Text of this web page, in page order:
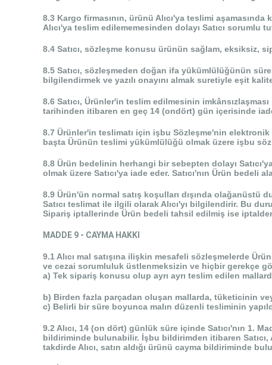
8.3 Kargo firmasının, ürünü Alıcı'ya teslimi
Alıcı'ya teslim edilememesinden dolayı Satıcı sorumlu
8.4 Satıcı, sözleşme konusu ürünün sağlam, eksiksiz,
8.5 Satıcı, sözleşmeden doğan ifa yükümlülüğünün
bilgilendirmek ve yazılı onayını almak suretiyle eşit
8.6 Satıcı, Ürünler'in teslim edilmesinin
tarihinden itibaren en geç 14 (ondört) gün içerisinde
8.7 Ürünler'in teslimatı için işbu Sözleşme'nin
başta Ürünün teslimi yükümlülüğü olmak üzere işbu
8.8 Ürün bedelinin herhangi bir sebepten dolayı
olmak üzere Satıcı'ya iade eder. Satıcı'nın Ürün bedeli
8.9 Ürün'ün normal satış koşulları dışında olağanüstü
Satıcı teslimat ile ilgili olarak Alıcı'yı bilgilendirir. Bu
Sipariş iptallerinde Ürün bedeli tahsil edilmiş ise iptalden
MADDE 9 - CAYMA HAKKI
9.1 Alıcı mal satışına ilişkin mesafeli sözleşmelerde
ve cezai sorumluluk üstlenmeksizin ve hiçbir gerekçe
a) Tek sipariş konusu olup ayrı ayrı teslim edilen
b) Birden fazla parçadan oluşan mallarda, tüketicinin
c) Belirli bir süre boyunca malın düzenli tesliminin
9.2 Alıcı, 14 (on dört) günlük süre içinde Satıcı'nın 1.
bildiriminde bulunabilir. İşbu bildirimden itibaren Satıcı,
takdirde Alıcı, satın aldığı ürünü cayma bildiriminde